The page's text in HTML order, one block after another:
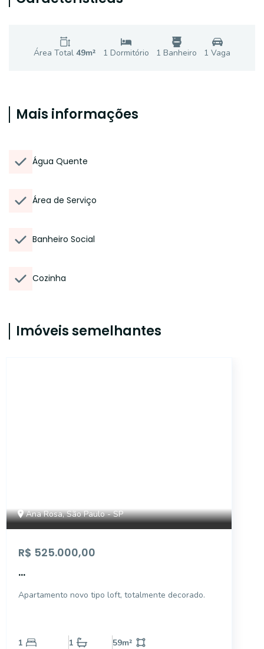
Área Total 49m² 1 Dormitório 1 Banheiro 1 Vaga
Mais informações
Água Quente
Área de Serviço
Banheiro Social
Cozinha
Imóveis semelhantes
Ana Rosa, São Paulo - SP
R$ 525.000,00
...
Apartamento novo tipo loft, totalmente decorado.
1 1 59m²